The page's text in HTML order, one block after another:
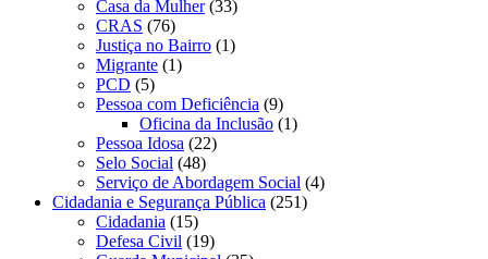
Casa da Mulher(33)
CRAS (76)
Justiça no Bairro (1)
Migrante (1)
PCD (5)
Pessoa com Deficiência (9)
Oficina da Inclusão (1)
Pessoa Idosa (22)
Selo Social (48)
Serviço de Abordagem Social (4)
Cidadania e Segurança Pública (251)
Cidadania (15)
Defesa Civil (19)